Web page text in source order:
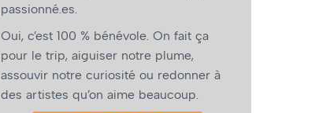
passionné.es.
Oui, c’est 100 % bénévole. On fait ça
pour le trip, aiguiser notre plume,
assouvir notre curiosité ou redonner à
des artistes qu’on aime beaucoup.